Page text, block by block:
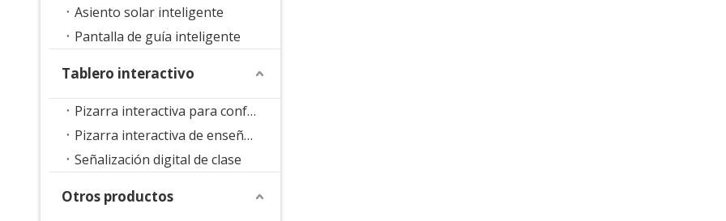
Asiento solar inteligente
Pantalla de guía inteligente
Tablero interactivo
Pizarra interactiva para conferencias
Pizarra interactiva de enseñanza
Señalización digital de clase
Otros productos